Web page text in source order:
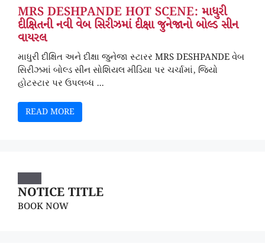
MRS DESHPANDE HOT SCENE: માધુરી
દીક્ષિતની નવી વેબ સિરીઝમાં દીક્ષા જુનેજાનો બોલ્ડ સીન
વાયરલ
માધુરી દીક્ષિત અને દીક્ષા જુનેજા સ્ટારર MRS DESHPANDE વેબ
સિરીઝમાં બોલ્ડ સીન સોશિયલ મીડિયા પર ચર્ચામાં, જિયો
હોટસ્ટાર પર ઉપલબ્ધ ...
READ MORE
NOTICE TITLE
BOOK NOW